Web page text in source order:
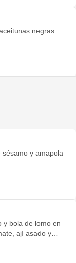
negras.
y amapola
y bola de lomo en
ají asado y